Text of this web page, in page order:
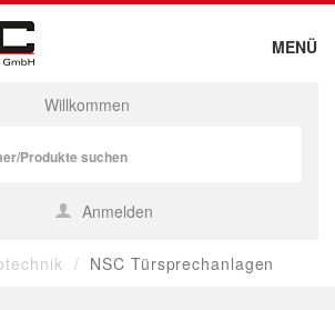
MENÜ
Willkommen
Anmelden
NSC Türsprechanlagen